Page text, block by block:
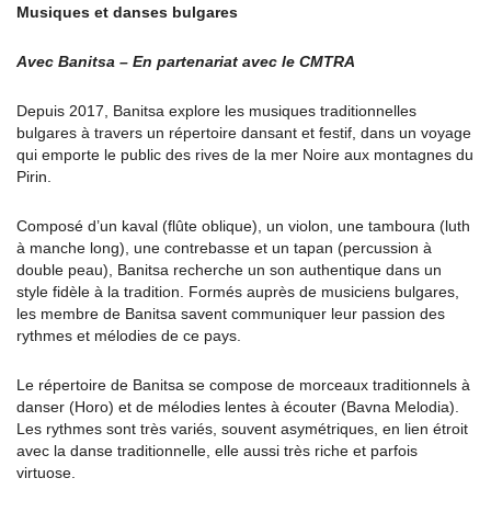
Musiques et danses bulgares
Avec Banitsa – En partenariat avec le CMTRA
Depuis 2017, Banitsa explore les musiques traditionnelles
bulgares à travers un répertoire dansant et festif, dans un voyage
qui emporte le public des rives de la mer Noire aux montagnes du
Pirin.
Composé d’un kaval (flûte oblique), un violon, une tamboura (luth
à manche long), une contrebasse et un tapan (percussion à
double peau), Banitsa recherche un son authentique dans un
style fidèle à la tradition. Formés auprès de musiciens bulgares,
les membre de Banitsa savent communiquer leur passion des
rythmes et mélodies de ce pays.
Le répertoire de Banitsa se compose de morceaux traditionnels à
danser (Horo) et de mélodies lentes à écouter (Bavna Melodia).
Les rythmes sont très variés, souvent asymétriques, en lien étroit
avec la danse traditionnelle, elle aussi très riche et parfois
virtuose.